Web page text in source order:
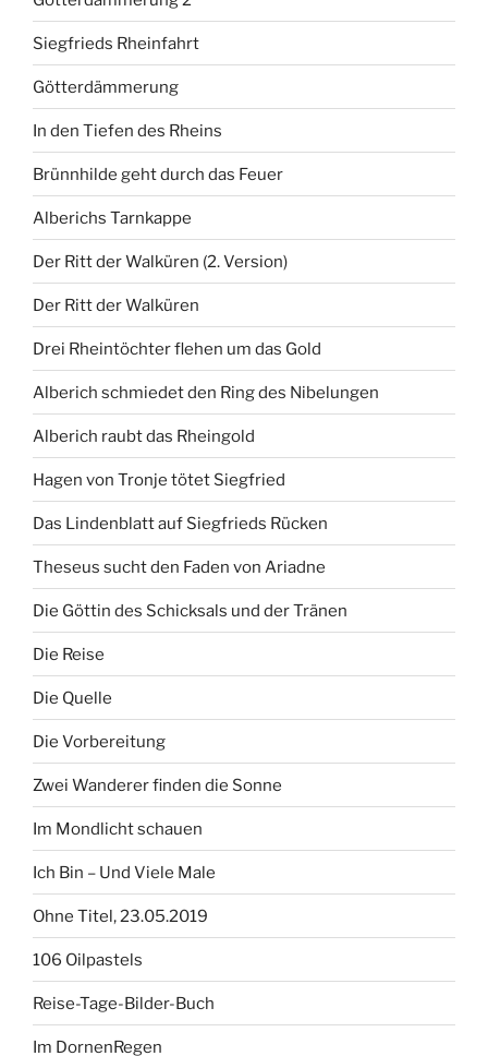
Siegfrieds Rheinfahrt
Götterdämmerung
In den Tiefen des Rheins
Brünnhilde geht durch das Feuer
Alberichs Tarnkappe
Der Ritt der Walküren (2. Version)
Der Ritt der Walküren
Drei Rheintöchter flehen um das Gold
Alberich schmiedet den Ring des Nibelungen
Alberich raubt das Rheingold
Hagen von Tronje tötet Siegfried
Das Lindenblatt auf Siegfrieds Rücken
Theseus sucht den Faden von Ariadne
Die Göttin des Schicksals und der Tränen
Die Reise
Die Quelle
Die Vorbereitung
Zwei Wanderer finden die Sonne
Im Mondlicht schauen
Ich Bin – Und Viele Male
Ohne Titel, 23.05.2019
106 Oilpastels
Reise-Tage-Bilder-Buch
Im DornenRegen